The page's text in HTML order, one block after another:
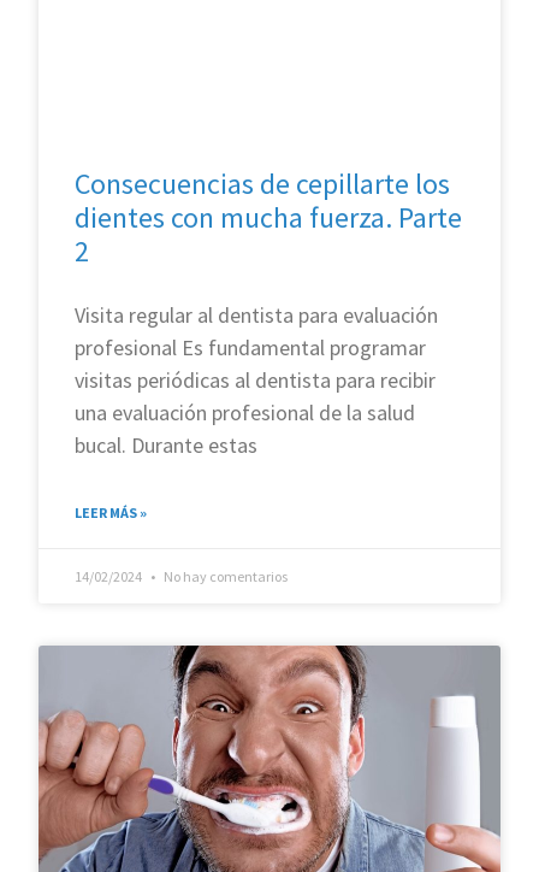
Consecuencias de cepillarte los
dientes con mucha fuerza. Parte
2
Visita regular al dentista para evaluación
profesional Es fundamental programar
visitas periódicas al dentista para recibir
una evaluación profesional de la salud
bucal. Durante estas
LEER MÁS »
14/02/2024 No hay comentarios